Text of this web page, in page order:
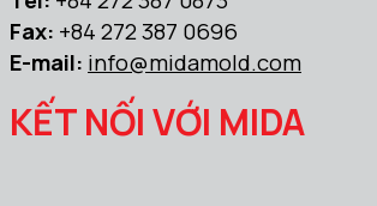
Fax: +84 272 387 0696
E-mail: info@midamold.com
KẾT NỐI VỚI MIDA